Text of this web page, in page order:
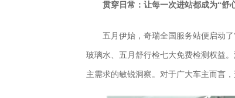
贯穿日常：让每一次进站都成为“舒
五月伊始，奇瑞全国服务站便启动
玻璃水、五月舒行检七大免费检测权益
主需求的敏锐洞察。对于广大车主而言